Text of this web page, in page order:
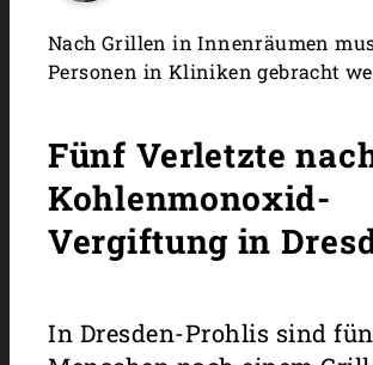
Nach Grillen in Innenräumen
Personen in Kliniken gebracht
Fünf Verletzte
Kohlenmonoxid-
Vergiftung in
In Dresden-Prohlis sind